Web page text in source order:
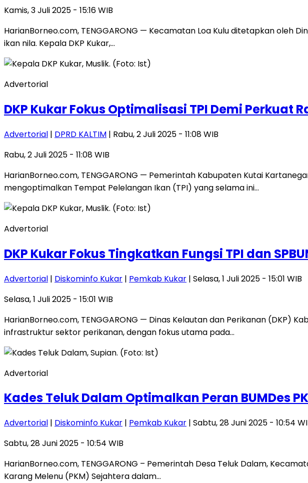
Kamis, 3 Juli 2025 - 15:16 WIB
HarianBorneo.com, TENGGARONG — Kecamatan Loa Kulu ditetapkan oleh
ikan nila. Kepala DKP Kukar,…
Advertorial
DKP Kukar Fokus Optimalisasi TPI Demi Perkuat
Advertorial | DPRD KALTIM | Rabu, 2 Juli 2025 - 11:08 WIB
Rabu, 2 Juli 2025 - 11:08 WIB
HarianBorneo.com, TENGGARONG — Pemerintah Kabupaten Kutai
mengoptimalkan Tempat Pelelangan Ikan (TPI) yang selama ini…
Advertorial
DKP Kukar Fokus Tingkatkan Fungsi TPI dan
Advertorial | Diskominfo Kukar | Pemkab Kukar | Selasa, 1 Juli 2025 - 15:01 WIB
Selasa, 1 Juli 2025 - 15:01 WIB
HarianBorneo.com, TENGGARONG — Dinas Kelautan dan Perikanan
infrastruktur sektor perikanan, dengan fokus utama pada…
Advertorial
Kades Teluk Dalam Optimalkan Peran BUMDes
Advertorial | Diskominfo Kukar | Pemkab Kukar | Sabtu, 28 Juni 2025 - 10:54
Sabtu, 28 Juni 2025 - 10:54 WIB
HarianBorneo.com, TENGGARONG – Pemerintah Desa Teluk Dalam,
Karang Melenu (PKM) Sejahtera dalam…